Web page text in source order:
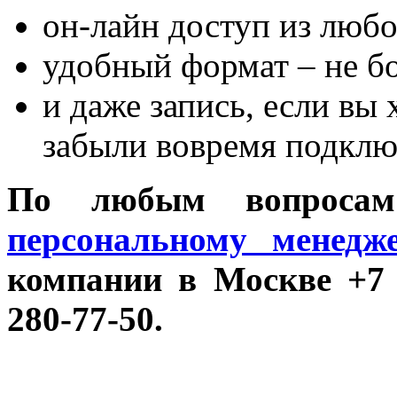
он-лайн доступ из
удобный формат – не
и даже запись, если вы
забыли вовремя
По любым
персональному
компании в Москве +7
280-77-50.